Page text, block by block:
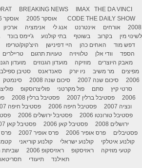
BREAKING NEWS IMAX
THE DA VINCI
CODE THE DAILY SHOW אוסקר 2005 אוסקר 2006
2008
אורחים אינטרנט אנג לי אנימציה ארכיון
לשינוי מין
בקרוב בשוטף בתי קולנוע ג'יימס בונד
דפש מוד
האחים כהן היי דפינישן היצ'קוק/טריפו
הספד
וודי אלן טלוויזיה טעויות תרגום טריילרים
מאבק היוצרים
מוזיקה מועדון הגנוזים מועדון
מפיצים
מר משיב ניו יורק סאנדאנס סטיבן
2006
סיכום שנה 2007 סיכום שנה 2008 סינמטק
סרטי קיץ
סתם פול מקרטני פוליצרוסקופ
2006
פסטיבל ברלין 2007 פסטיבל ברלין 2008
ונציה 2007
פסטיבל חיפה 2006 פסטיבל חיפה 2007
פסטיבל טורונטו 2006
פסטיבל ירושלים 2006
ירושלים 2008
פסטיבל קאן 2006 פסטיבל קאן 2007
פסטיבלים
פרס אופיר 2006 פרס אופיר 2007 פרס
קולנוע איטלקי
קולנוע ישראלי קולנוע קוריאני
קטעי מוזיקה
ראזיסקופ ראזיסקופ 2006 שביתת
תאילנד
תיעודי